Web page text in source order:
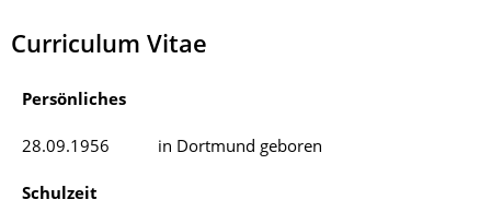
Curriculum Vitae
Persönliches
28.09.1956 in Dortmund geboren
Schulzeit